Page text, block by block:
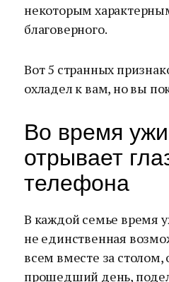
некоторым
благоверного.
Вот 5 странных
охладел к вам, но вы
Во время
отрывает
телефона
В каждой семье время
не единственная
всем вместе за столом,
прошедший день,